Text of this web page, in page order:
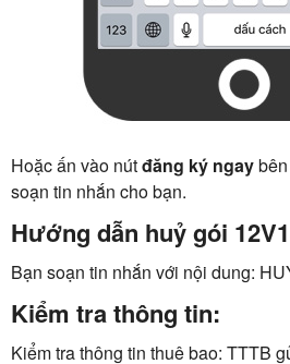
Hoặc ấn vào nútđăng ký ngay
soạn tin nhắn cho bạn.
Hướng dẫn huỷ gói
Bạn soạn tin nhắn với nội dung:
Kiểm tra thông tin:
Kiểm tra thông tin thuê bao: TTTB